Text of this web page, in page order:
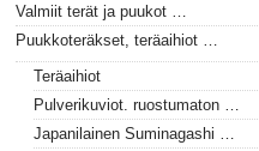
Valmiit terät ja puukot …
Puukkoteräkset, teräaihiot …
Teräaihiot
Pulverikuviot. ruostumaton …
Japanilainen Suminagashi …